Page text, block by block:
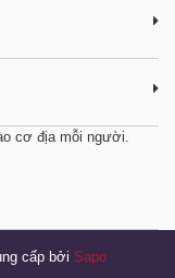
cơ địa mỗi người.
cấp bởi Sapo